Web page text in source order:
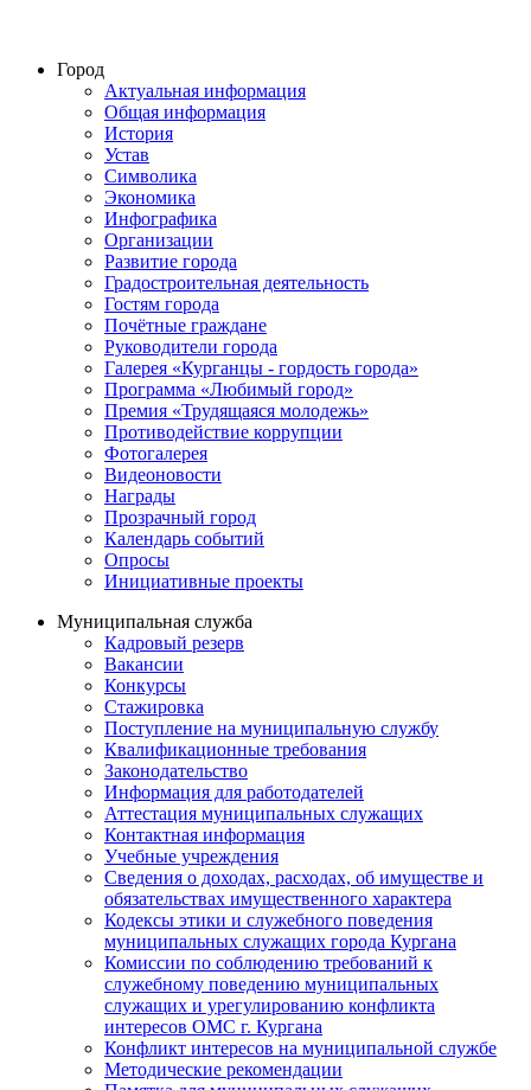
Город
Актуальная информация
Общая информация
История
Устав
Символика
Экономика
Инфографика
Организации
Развитие города
Градостроительная деятельность
Гостям города
Почётные граждане
Руководители города
Галерея «Курганцы - гордость города»
Программа «Любимый город»
Премия «Трудящаяся молодежь»
Противодействие коррупции
Фотогалерея
Видеоновости
Награды
Прозрачный город
Календарь событий
Опросы
Инициативные проекты
Муниципальная служба
Кадровый резерв
Вакансии
Конкурсы
Стажировка
Поступление на муниципальную службу
Квалификационные требования
Законодательство
Информация для работодателей
Аттестация муниципальных служащих
Контактная информация
Учебные учреждения
Сведения о доходах, расходах, об имуществе и
обязательствах имущественного характера
Кодексы этики и служебного поведения
муниципальных служащих города Кургана
Комиссии по соблюдению требований к
служебному поведению муниципальных
служащих и урегулированию конфликта
интересов ОМС г. Кургана
Конфликт интересов на муниципальной службе
Методические рекомендации